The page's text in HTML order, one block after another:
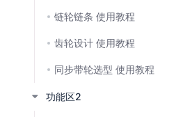
链轮链条 使用教程
齿轮设计 使用教程
同步带轮选型 使用教程
功能区2